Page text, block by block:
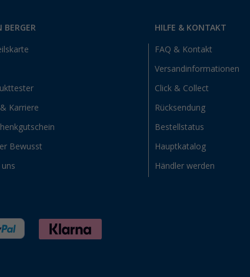
BERGER
Karriere
Bewusst
HILFE & KONTAKT
FAQ & Kontakt
Versandinformationen
Click & Collect
Rücksendung
Bestellstatus
Hauptkatalog
Händler werden